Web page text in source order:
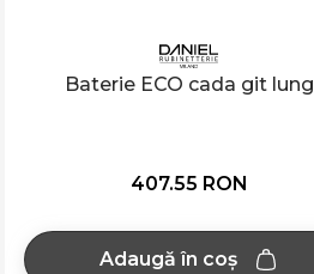
Baterie ECO cada git lung
407.55 RON
Adaugă în coș